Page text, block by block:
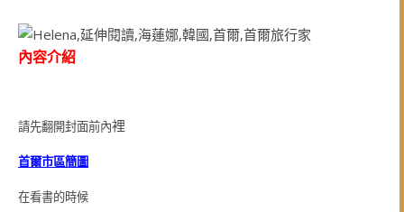
內容介紹
請先翻開封面前內裡
首爾市區簡圖
在看書的時候